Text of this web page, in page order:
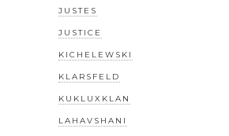
JUSTES
JUSTICE
KICHELEWSKI
KLARSFELD
KUKLUXKLAN
LAHAVSHANI